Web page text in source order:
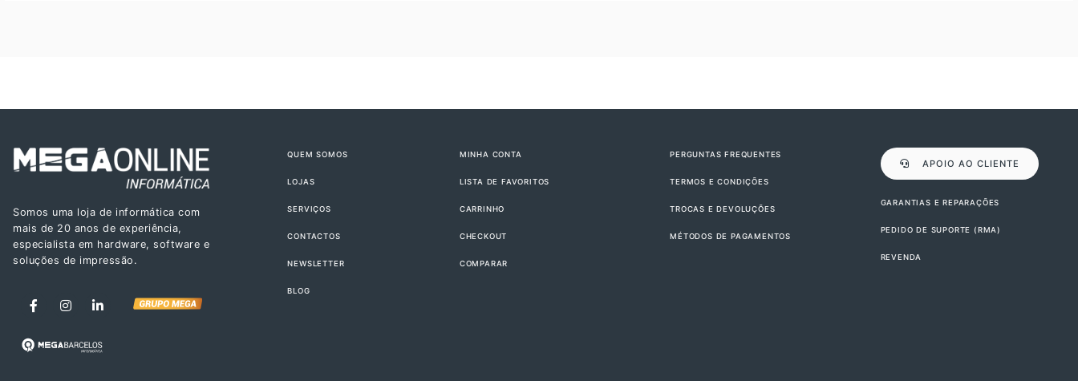
Somos uma loja de informática com
mais de 20 anos de experiência,
especialista em hardware, software e
soluções de impressão.
QUEM SOMOS
LOJAS
SERVIÇOS
CONTACTOS
NEWSLETTER
BLOG
MINHA CONTA
LISTA DE FAVORITOS
CARRINHO
CHECKOUT
COMPARAR
PERGUNTAS FREQUENTES
TERMOS E CONDIÇÕES
TROCAS E DEVOLUÇÕES
MÉTODOS DE PAGAMENTOS
APOIO AO CLIENTE
GARANTIAS E REPARAÇÕES
PEDIDO DE SUPORTE (RMA)
REVENDA